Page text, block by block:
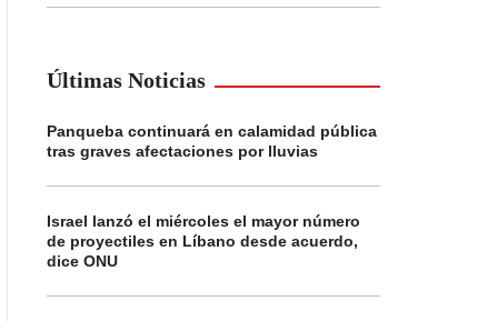
Últimas Noticias
Panqueba continuará en calamidad pública
tras graves afectaciones por lluvias
Israel lanzó el miércoles el mayor número
de proyectiles en Líbano desde acuerdo,
dice ONU